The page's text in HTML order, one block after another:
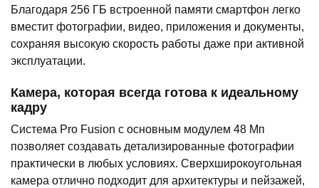
Благодаря 256 ГБ встроенной памяти смартфон легко
вместит фотографии, видео, приложения и документы,
сохраняя высокую скорость работы даже при активной
эксплуатации.
Камера, которая всегда готова к идеальному
кадру
Система Pro Fusion с основным модулем 48 Мп
позволяет создавать детализированные фотографии
практически в любых условиях. Сверхширокоугольная
камера отлично подходит для архитектуры и пейзажей,